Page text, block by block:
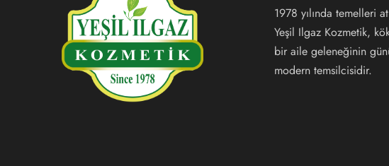
1978 yılında temelleri
Yeşil Ilgaz Kozmetik,
bir aile geleneğinin
modern temsilcisidir.